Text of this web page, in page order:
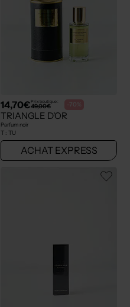
14,70€Prix boutique :
49,00€ -70%
TRIANGLE D'OR
Parfum noir
T : TU
ACHAT EXPRESS